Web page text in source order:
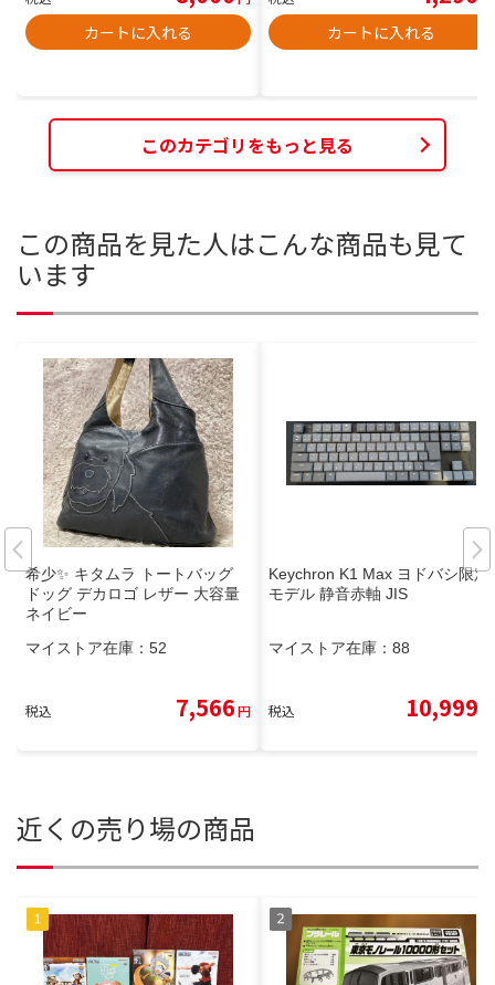
カートに入れる カートに入れる
このカテゴリをもっと見る
この商品を見た人はこんな商品も見て
います
希少✨ キタムラ トートバッグ
ドッグ デカロゴ レザー 大容量
ネイビー
マイストア在庫： 52
税込 7,566円
Keychron K1 Max ヨドバシ限定
モデル 静音赤軸 JIS
マイストア在庫： 88
税込 10,999
近くの売り場の商品